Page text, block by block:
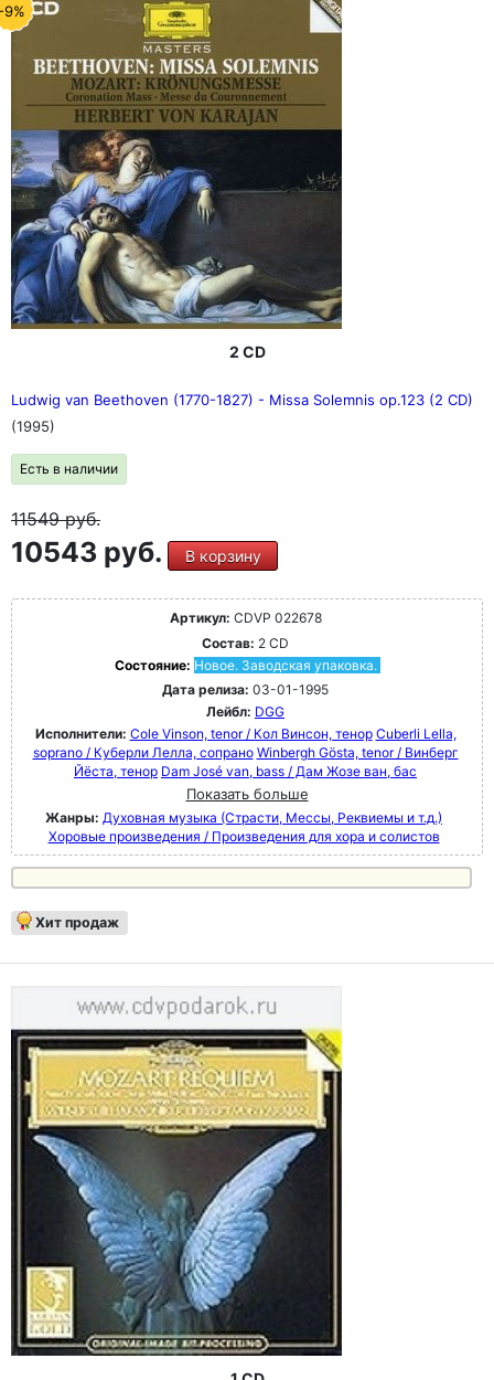
9%
2 CD
Ludwig van Beethoven (1770-1827) - Missa Solemnis op.123 (2 CD)
(1995)
Есть в наличии
11549руб.
10543 руб. В корзину
Артикул: CDVP 022678
Состав: 2 CD
Состояние: Новое. Заводская упаковка.
Дата релиза: 03-01-1995
Лейбл: DGG
Исполнители: Cole Vinson, tenor / Кол Винсон, тенор Cuberli Lella,
soprano / Куберли Лелла, сопрано Winbergh Gösta, tenor / Винберг
Йёста, тенор Dam José van, bass / Дам Жозе ван, бас
Показать больше
Жанры: Духовная музыка (Страсти, Мессы, Реквиемы и т.д.)
Хоровые произведения / Произведения для хора и солистов
Хит продаж